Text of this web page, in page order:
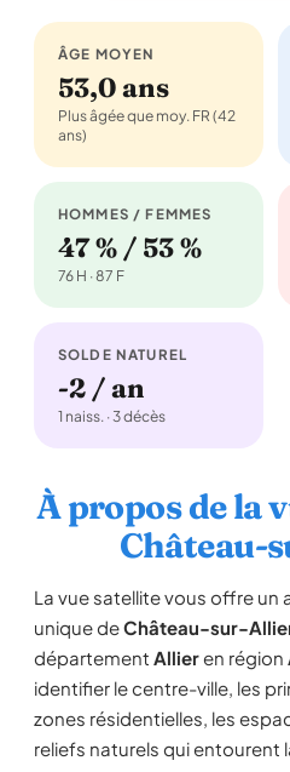
ÂGE MOYEN
53,0 ans
Plus âgée que moy. FR (42
ans)
HOMMES / FEMMES
47 % / 53 %
76 H · 87 F
SOLDE NATUREL
-2 / an
1 naiss. · 3 décès
À propos de la
Château-
La vue satellite vous offre
unique deChâteau-sur-
département Allieren région
identifier le centre-ville, les
zones résidentielles, les
reliefs naturels qui entourent